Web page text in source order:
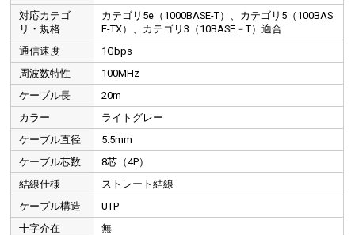
対応カテゴ
リ・規格
カテゴリ5e（1000BASE-T）、カテゴリ5（100BAS
E-TX）、カテゴリ3（10BASE－T）適合
通信速度
1Gbps
周波数特性
100MHz
ケーブル長
20m
カラー
ライトグレー
ケーブル直径
5.5mm
ケーブル芯数
8芯（4P）
結線仕様
ストレート結線
ケーブル構造
UTP
十字介在
無